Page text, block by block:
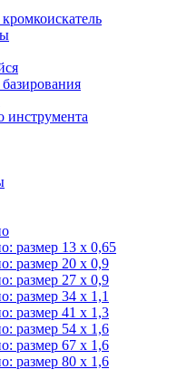
инструмента
размер 13 х 0,65
размер 20 х 0,9
размер 27 х 0,9
размер 34 х 1,1
размер 41 х 1,3
размер 54 х 1,6
размер 67 х 1,6
размер 80 х 1,6